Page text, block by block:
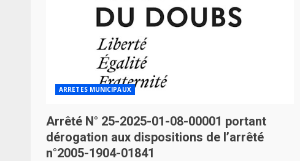
ARRETES MUNICIPAUX
Arrêté N° 25-2025-01-08-00001 portant
dérogation aux dispositions de l’arrêté
n°2005-1904-01841